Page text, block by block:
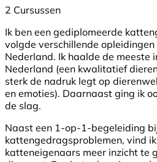
2 Cursussen
Ik ben een gediplomeerde
volgde verschillende opleidingen
Nederland. Ik haalde de meeste
Nederland (een kwalitatief
sterk de nadruk legt op
en emoties). Daarnaast ging ik
de slag.
Naast een 1-op-1-begeleiding
kattengedragsproblemen, vind
katteneigenaars meer inzicht te